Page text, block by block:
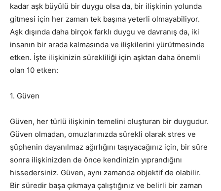
kadar aşk büyülü bir duygu olsa da, bir ilişkinin yolunda
gitmesi için her zaman tek başına yeterli olmayabiliyor.
Aşk dışında daha birçok farklı duygu ve davranış da, iki
insanın bir arada kalmasında ve ilişkilerini yürütmesinde
etken. İşte ilişkinizin sürekliliği için aşktan daha önemli
olan 10 etken:
1. Güven
Güven, her türlü ilişkinin temelini oluşturan bir duygudur.
Güven olmadan, omuzlarınızda sürekli olarak stres ve
şüphenin dayanılmaz ağırlığını taşıyacağınız için, bir süre
sonra ilişkinizden de önce kendinizin yıprandığını
hissedersiniz. Güven, aynı zamanda objektif de olabilir.
Bir süredir başa çıkmaya çalıştığınız ve belirli bir zaman